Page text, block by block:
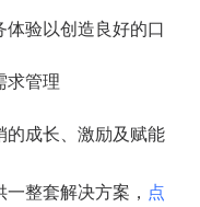
验以创造良好的口
求管理
的成长、激励及赋能
整套解决方案， 点